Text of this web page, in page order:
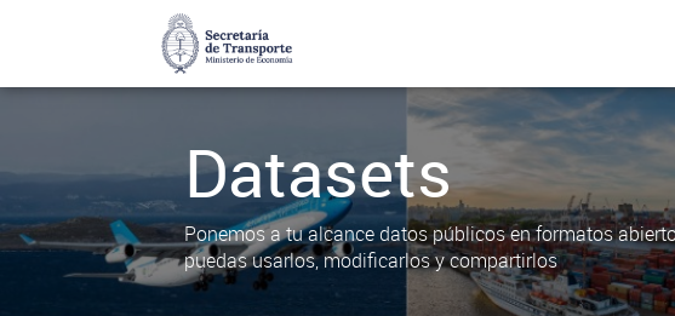
Datasets
Ponemos a tu alcance datos públicos en formatos
puedas usarlos, modificarlos y compartirlos